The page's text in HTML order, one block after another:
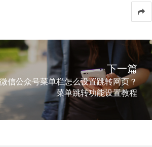
下一篇
微信公众号菜单栏怎么设置跳转网页？
菜单跳转功能设置教程